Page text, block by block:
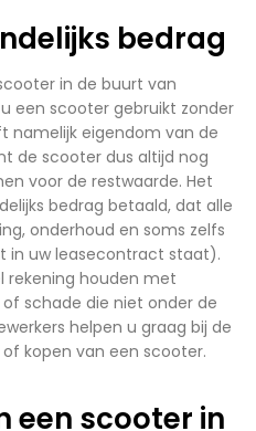
bedrag
in de buurt van
een scooter gebruikt zonder
namelijk eigendom van de
de scooter dus altijd nog
voor de restwaarde. Het
bedrag betaald, dat alle
onderhoud en soms zelfs
in uw leasecontract staat).
rekening houden met
schade die niet onder de
helpen u graag bij de
kopen van een scooter.
een scooter in